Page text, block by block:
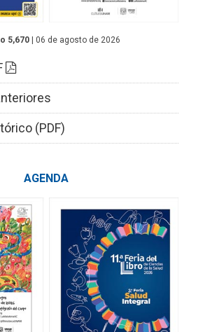
5,670 | 06 de agosto de 2026
(PDF)
AGENDA